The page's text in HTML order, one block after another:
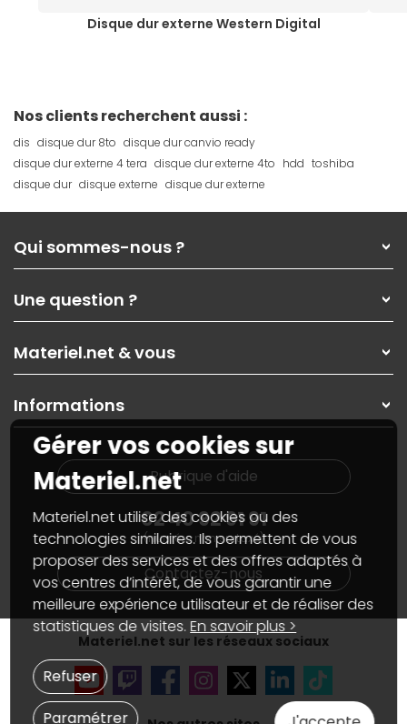
Disque dur externe Western Digital
Nos clients recherchent aussi :
dis disque dur 8to disque dur canvio ready
disque dur externe 4 tera disque dur externe 4to hdd toshiba
disque dur disque externe disque dur externe
Qui sommes-nous ?
Nos services
Les magasins Materiel.net
Nos solutions pour les pros
Contactez-nous
Une question ?
Paiement, livraison
Garanties,Pack Zen
SAV, demander un retour
Informations
Guides d'achats et tutoriels
Materiel.net & vous
On rachète votre carte graphique
PC sur mesure : Votre RDV personnalisé
Notre démarche écologique
Materiel.net recrute
Notre programme d'affiliation
Partenariat & Sponsoring
Informations
Plan du site
Nos marques
Conditions générales de vente
Informations légales
Données personnellesetcookies
Gérer vos cookies
Accessibilité : non conforme
Rubrique d'aide
02 40 92 91 91
(numéro non surtaxé)
Contactez-nous
Materiel.net sur les réseaux sociaux
Gérer vos cookies sur
Materiel.net
Materiel.net utilise des cookies ou des
technologies similaires. Ils permettent de vous
proposer des services et des offres adaptés à
vos centres d’intérêt, de vous garantir une
meilleure expérience utilisateur et de réaliser des
statistiques de visites.En savoir plus >
Paramétrer
Refuser